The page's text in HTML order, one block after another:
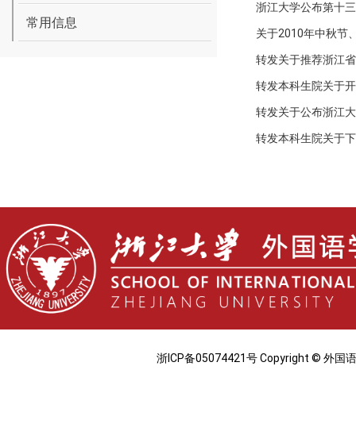
常用信息
浙江大学公布第十
关于2010年中秋节
转发关于推荐浙江
转发本科生院关于
转发关于公布浙江
转发本科生院关于
浙ICP备05074421号 Copyright © 外国